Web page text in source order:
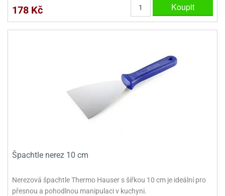
178 Kč Koupit
Špachtle nerez 10 cm
Nerezová špachtle Thermo Hauser s šířkou 10 cm je ideální pro
přesnou a pohodlnou manipulaci v kuchyni.